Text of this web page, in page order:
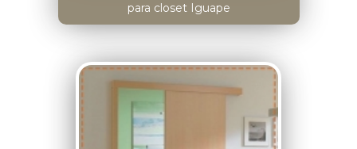
para closet Iguape